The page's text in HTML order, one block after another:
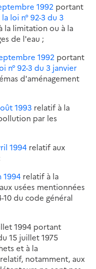
1992 portant
loi n° 92-3 du 3
la limitation ou à la
de l'eau ;
1992 portant
n° 92-3 du 3 janvier
d'aménagement
1993 relatif à la
par les
1994 relatif aux
1994 relatif à la
usées mentionnées
10 du code général
1994 portant
15 juillet 1975
et à la
notamment, aux